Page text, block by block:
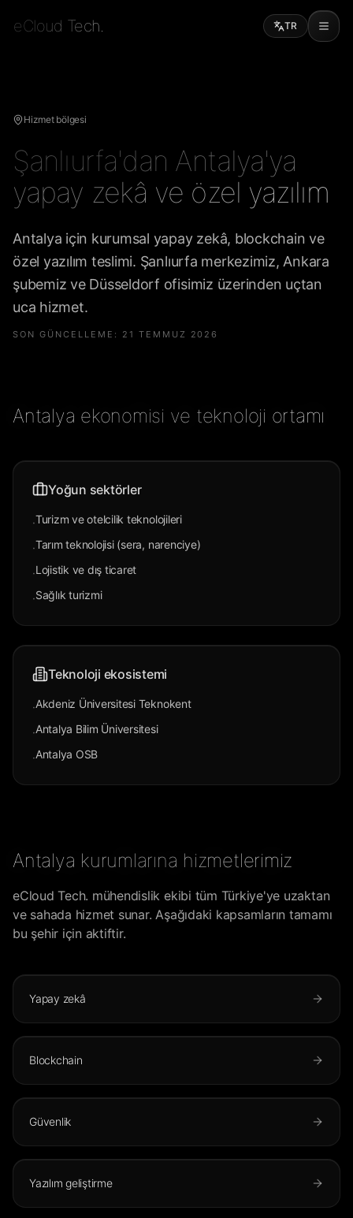
eCloud Tech. TR
Hizmet bölgesi
Şanlıurfa'dan Antalya'ya
yapay zekâ ve özel yazılım
Antalya için kurumsal yapay zekâ, blockchain ve
özel yazılım teslimi. Şanlıurfa merkezimiz, Ankara
şubemiz ve Düsseldorf ofisimiz üzerinden uçtan
uca hizmet.
SON GÜNCELLEME : 21 TEMMUZ 2026
Antalya ekonomisi ve teknoloji ortamı
Yoğun sektörler
·Turizm ve otelcilik teknolojileri
·Tarım teknolojisi (sera, narenciye)
·Lojistik ve dış ticaret
·Sağlık turizmi
Teknoloji ekosistemi
·Akdeniz Üniversitesi Teknokent
·Antalya Bilim Üniversitesi
·Antalya OSB
Antalya kurumlarına hizmetlerimiz
eCloud Tech. mühendislik ekibi tüm Türkiye'ye uzaktan
ve sahada hizmet sunar. Aşağıdaki kapsamların tamamı
bu şehir için aktiftir.
Yapay zekâ
Blockchain
Güvenlik
Yazılım geliştirme